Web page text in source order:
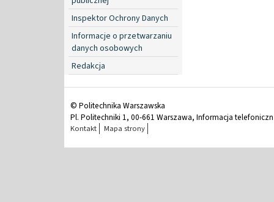
Inspektor Ochrony Danych
Informacje o przetwarzaniu
danych osobowych
Redakcja
© Politechnika Warszawska
Pl. Politechniki 1, 00-661 Warszawa, Informacja
Kontakt Mapa strony